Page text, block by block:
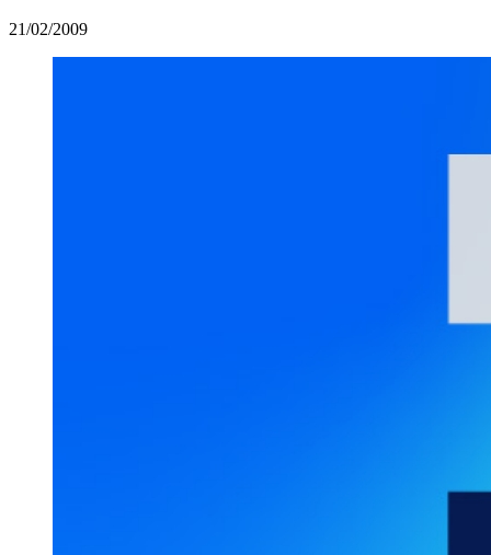
21/02/2009